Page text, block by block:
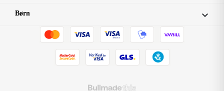
Børn 